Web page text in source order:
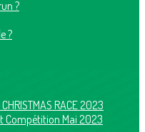
?
?
RACE 2023
Compétition Mai 2023